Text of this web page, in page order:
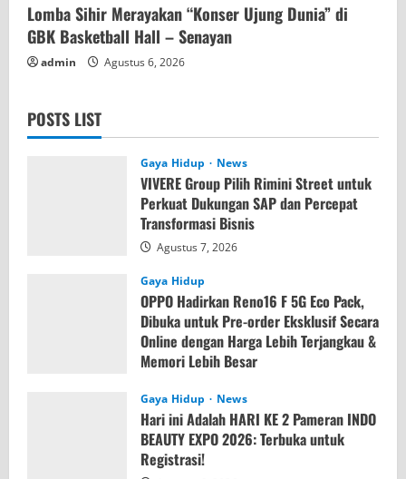
Lomba Sihir Merayakan “Konser Ujung Dunia” di
GBK Basketball Hall – Senayan
admin Agustus 6, 2026
POSTS LIST
Gaya Hidup News
VIVERE Group Pilih Rimini Street untuk
Perkuat Dukungan SAP dan Percepat
Transformasi Bisnis
Agustus 7, 2026
Gaya Hidup
OPPO Hadirkan Reno16 F 5G Eco Pack,
Dibuka untuk Pre-order Eksklusif Secara
Online dengan Harga Lebih Terjangkau &
Memori Lebih Besar
Gaya Hidup
News
Hari ini Adalah HARI KE 2 Pameran INDO
BEAUTY EXPO 2026: Terbuka untuk
Registrasi!